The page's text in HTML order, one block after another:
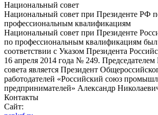
Национальный совет
Национальный совет при Президенте РФ
профессиональным квалификациям
Национальный совет при Президенте
по профессиональным квалификациям был
соответствии с Указом Президента
16 апреля 2014 года № 249.
совета является Президент
работодателей «Российский союз
предпринимателей» Александр
Контакты
Сайт: